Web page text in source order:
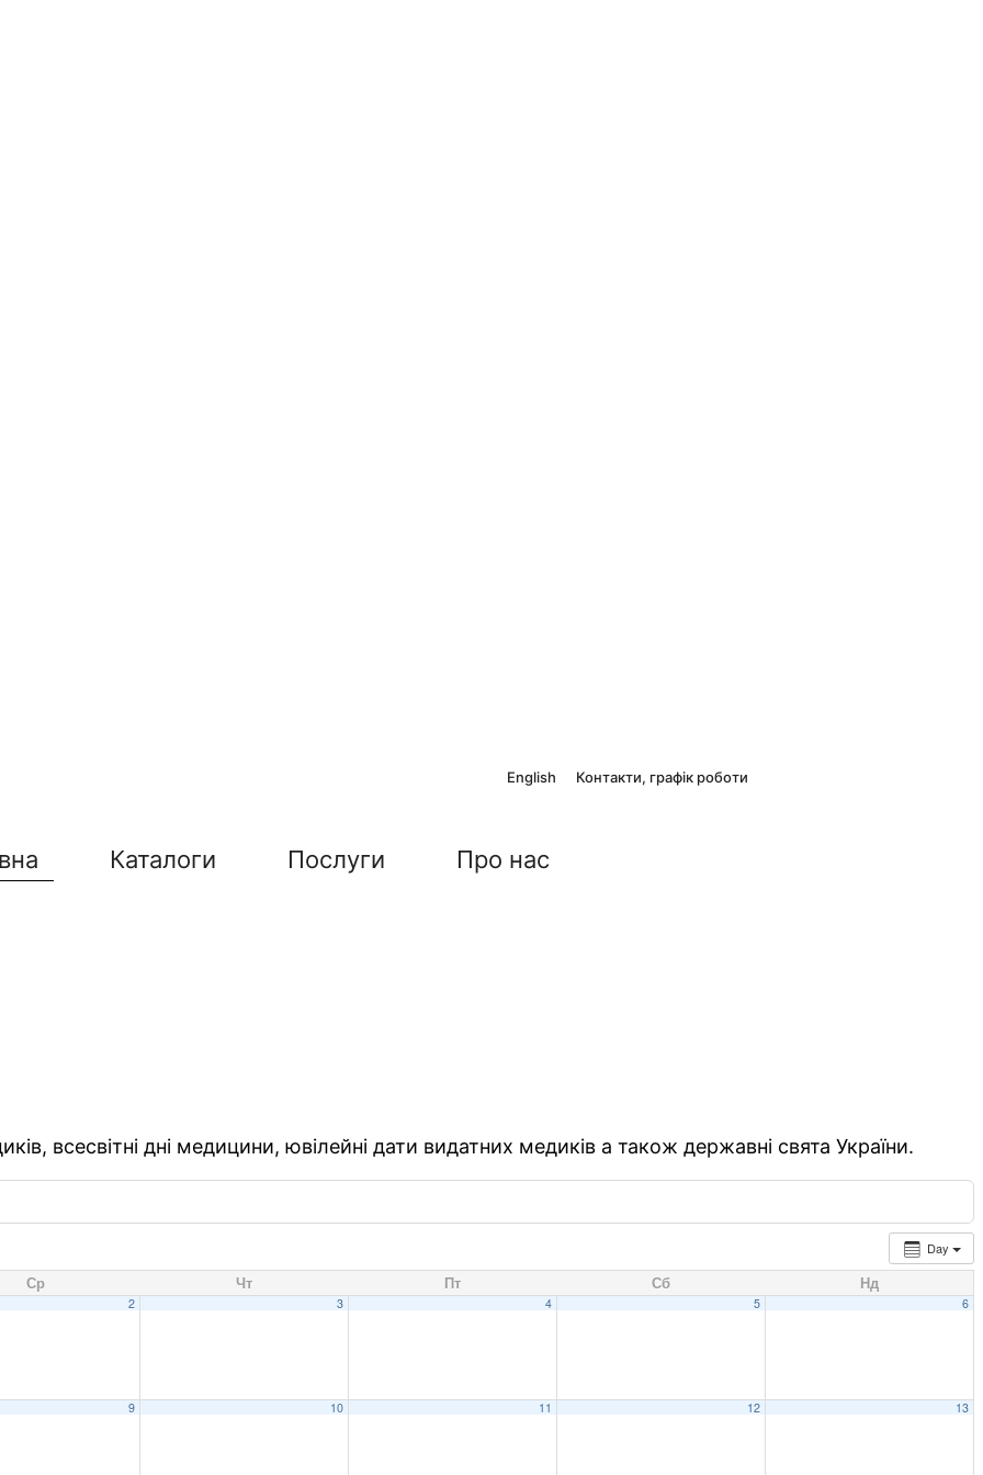
English Контакти, графік роботи
Каталоги Послуги Про нас
всесвітні дні медицини, ювілейні дати видатних медиків а також державні свята України.
Day
Ср Чт Пт Сб Нд
2 3 4 5 6
9 10 11 12 13